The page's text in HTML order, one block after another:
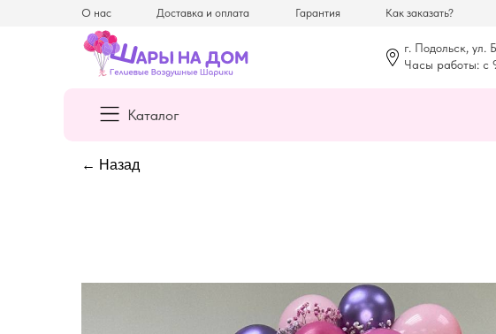
Гарантия Как заказать?
Доставка и оплата
О нас
г. Подольск, ул.
Часы работы: с
Каталог
← Назад